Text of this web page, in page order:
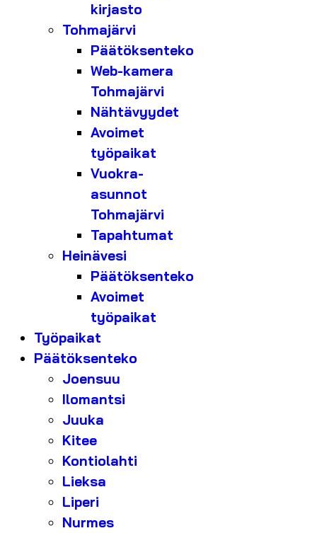
kirjasto
Tohmajärvi
Päätöksenteko
Web-kamera
Tohmajärvi
Nähtävyydet
Avoimet
työpaikat
Vuokra-
asunnot
Tohmajärvi
Tapahtumat
Heinävesi
Päätöksenteko
Avoimet
työpaikat
Työpaikat
Päätöksenteko
Joensuu
Ilomantsi
Juuka
Kitee
Kontiolahti
Lieksa
Liperi
Nurmes